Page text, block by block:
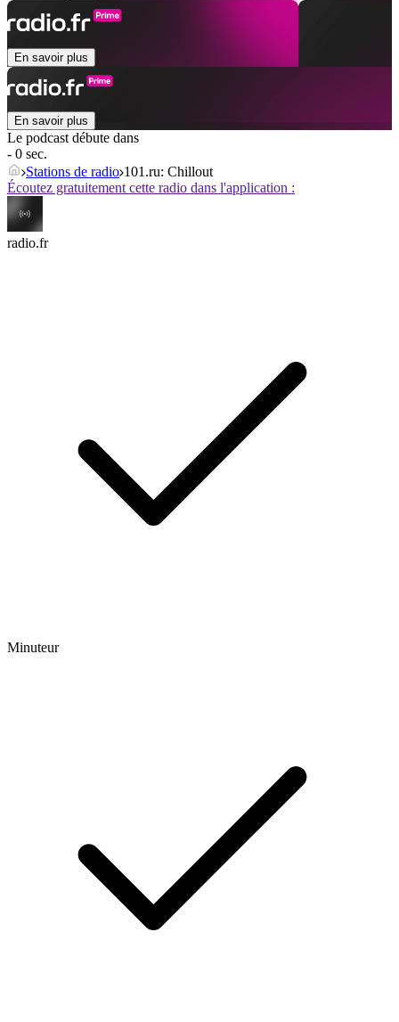
En savoir plus
En savoir plus
Le podcast débute dans
- 0 sec.
Stations de radio 101.ru: Chillout
Écoutez gratuitement cette radio dans l'application :
radio.fr
Minuteur